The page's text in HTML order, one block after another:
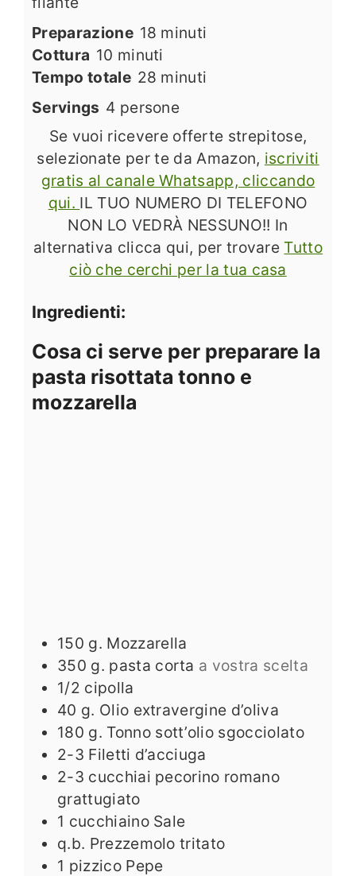
Preparazione 18 minuti
minuti
Cottura 10 minuti
minuti
Tempo totale 28 minuti
minuti
Servings 4 persone
Se vuoi ricevere offerte strepitose,
selezionate per te da Amazon, iscriviti
gratis al canale Whatsapp, cliccando
qui. IL TUO NUMERO DI TELEFONO
NON LO VEDRÀ NESSUNO!! In
alternativa clicca qui, per trovare Tutto
ciò che cerchi per la tua casa
Ingredienti:
Cosa ci serve per preparare la
pasta risottata tonno e
mozzarella
150 g. Mozzarella
350 g. pasta corta a vostra scelta
1/2 cipolla
40 g. Olio extravergine d’oliva
180 g. Tonno sott’olio sgocciolato
2-3 Filetti d’acciuga
2-3 cucchiai pecorino romano
grattugiato
1 cucchiaino Sale
q.b. Prezzemolo tritato
1 pizzico Pepe